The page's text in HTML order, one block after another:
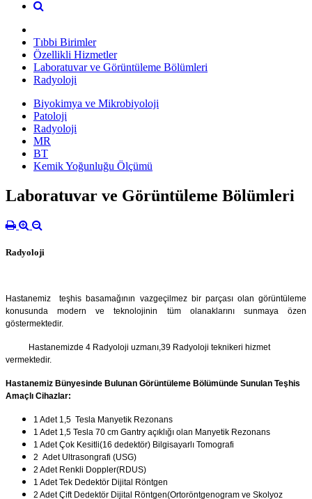
Tıbbi Birimler
Özellikli Hizmetler
Laboratuvar ve Görüntüleme Bölümleri
Radyoloji
Biyokimya ve Mikrobiyoloji
Patoloji
Radyoloji
MR
BT
Kemik Yoğunluğu Ölçümü
Laboratuvar ve Görüntüleme Bölümleri
Radyoloji
Hastanemiz teşhis basamağının vazgeçilmez bir parçası olan görüntüleme
konusunda modern ve teknolojinin tüm olanaklarını sunmaya özen
göstermektedir.
Hastanemizde 4 Radyoloji uzmanı,39 Radyoloji teknikeri hizmet
vermektedir.
Hastanemiz Bünyesinde Bulunan Görüntüleme Bölümünde Sunulan Teşhis
Amaçlı Cihazlar:
1 Adet 1,5 Tesla Manyetik Rezonans
1 Adet 1,5 Tesla 70 cm Gantry açıklığı olan Manyetik Rezonans
1 Adet Çok Kesitli(16 dedektör) Bilgisayarlı Tomografi
2 Adet Ultrasongrafi (USG)
2 Adet Renkli Doppler(RDUS)
1 Adet Tek Dedektör Dijital Röntgen
2 Adet Çift Dedektör Dijital Röntgen(Ortoröntgenogram ve Skolyoz